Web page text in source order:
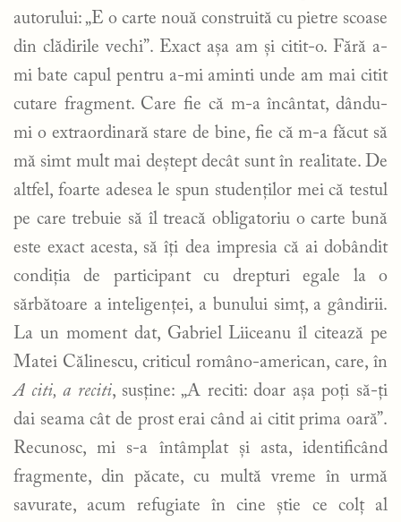
autorului: „E o carte nouă construită cu pietre scoase
din clădirile vechi”. Exact așa am și citit-o. Fără a-
mi bate capul pentru a-mi aminti unde am mai citit
cutare fragment. Care fie că m-a încântat, dându-
mi o extraordinară stare de bine, fie că m-a făcut să
mă simt mult mai deștept decât sunt în realitate. De
altfel, foarte adesea le spun studenților mei că testul
pe care trebuie să îl treacă obligatoriu o carte bună
este exact acesta, să îți dea impresia că ai dobândit
condiția de participant cu drepturi egale la o
sărbătoare a inteligenței, a bunului simț, a gândirii.
La un moment dat, Gabriel Liiceanu îl citează pe
Matei Călinescu, criticul româno-american, care, în
A citi, a reciti, susține: „A reciti: doar așa poți să-ți
dai seama cât de prost erai când ai citit prima oară”.
Recunosc, mi s-a întâmplat și asta, identificând
fragmente, din păcate, cu multă vreme în urmă
savurate, acum refugiate în cine știe ce colț al